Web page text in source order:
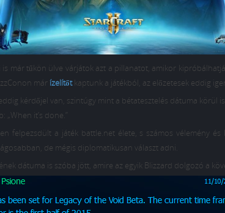
már tűkön ülve várjátok azt a pillanatot, amikor
márízelítőtkaptunk a játékból, az előzetesek eddig
kérdőjel van, szintúgy mint a bétatesztelés dátuma körül
it’s done.”
felpezsdült a játék battle.net élete, s számos vélemény
de mégis diplomatikusan választ adni.
dátuma is szóba jött, amire az egyik Blizzard dolgozó a